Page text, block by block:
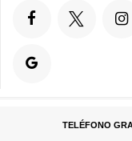
TELÉFONO